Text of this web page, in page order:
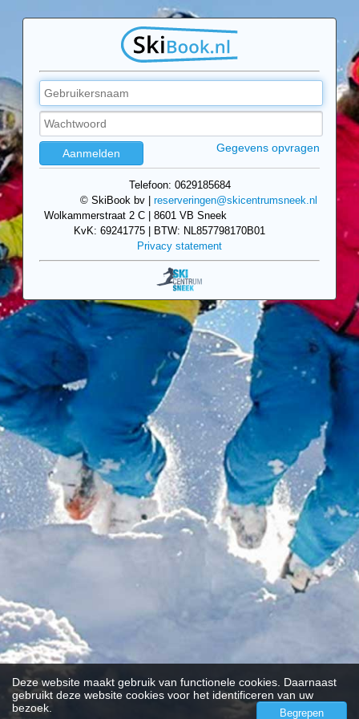
Deze website maakt gebruik van functionele cookies. Daarnaast
gebruikt deze website cookies voor het identificeren van uw
bezoek.
Begrepen
Gegevens opvragen
Telefoon: 0629185684
© SkiBook bv
reserveringen@skicentrumsneek.nl
Wolkammerstraat 2 C
8601 VB Sneek
KvK: 69241775
BTW: NL857798170B01
Privacy statement